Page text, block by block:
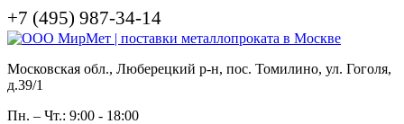
+7 (495) 987-34-14
Московская обл., Люберецкий р-н, пос. Томилино, ул. Гоголя,
д.39/1
Пн. – Чт.: 9:00 - 18:00